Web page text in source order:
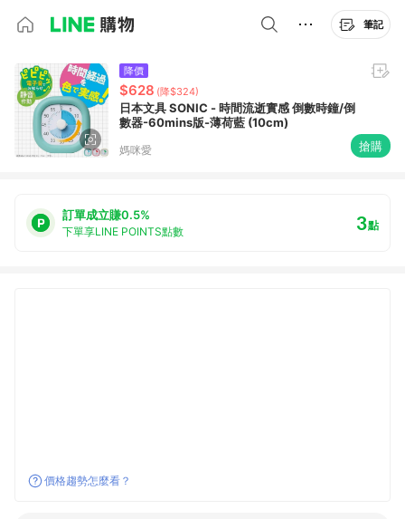
筆記
降價
$628 (降$324)
日本文具 SONIC - 時間流逝實感 倒數時鐘/倒
數器-60mins版-薄荷藍 (10cm)
媽咪愛 搶購
訂單成立賺0.5%
下單享LINE POINTS點數 3點
價格趨勢怎麼看？